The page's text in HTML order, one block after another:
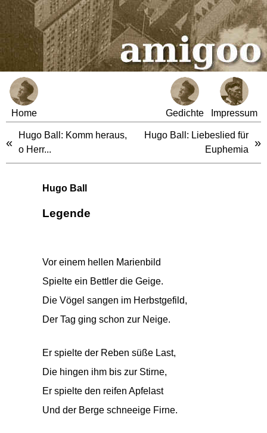
Home Gedichte Impressum
«
Hugo Ball: Komm heraus,
o Herr...
Hugo Ball: Liebeslied für
Euphemia
»
Hugo Ball
Legende
Vor einem hellen Marienbild
Spielte ein Bettler die Geige.
Die Vögel sangen im Herbstgefild,
Der Tag ging schon zur Neige.
Er spielte der Reben süße Last,
Die hingen ihm bis zur Stirne,
Er spielte den reifen Apfelast
Und der Berge schneeige Firne.